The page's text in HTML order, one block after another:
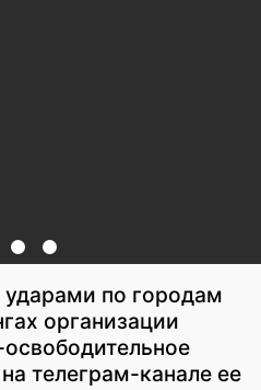
по городам
организации
телеграм-канале ее